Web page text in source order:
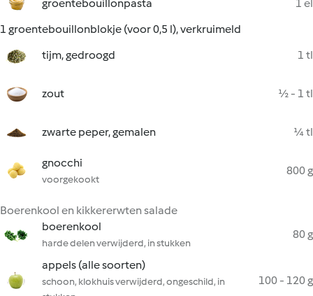
groentebouillonpasta
1 el
1 groentebouillonblokje (voor 0,5 l), verkruimeld
tijm, gedroogd
1 tl
zout ½ - 1 tl
zwarte peper, gemalen ¼ tl
gnocchi
voorgekookt
800 g
Boerenkool en kikkererwten salade
boerenkool
harde delen verwijderd, in stukken
80 g
appels (alle soorten)
schoon, klokhuis verwijderd, ongeschild, in
100 - 120 g